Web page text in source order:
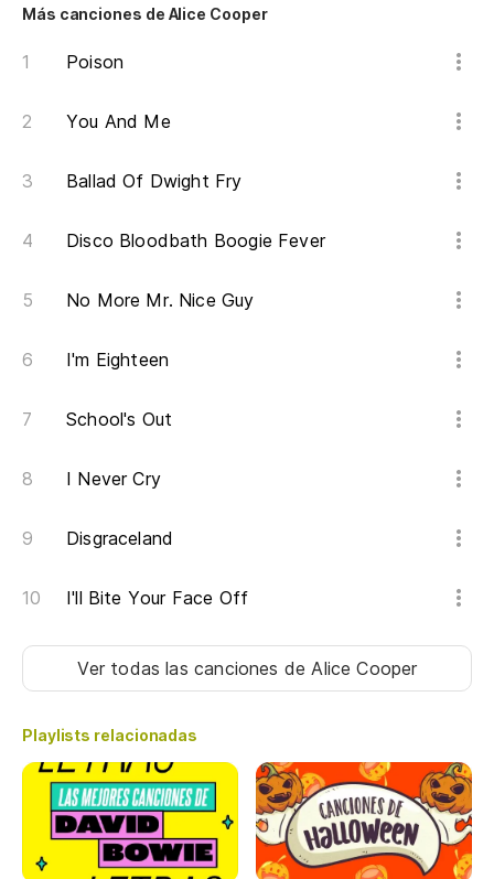
Más canciones de Alice Cooper
Poison
You And Me
Ballad Of Dwight Fry
Disco Bloodbath Boogie Fever
No More Mr. Nice Guy
I'm Eighteen
School's Out
I Never Cry
Disgraceland
I'll Bite Your Face Off
Ver todas las canciones de Alice Cooper
Playlists relacionadas